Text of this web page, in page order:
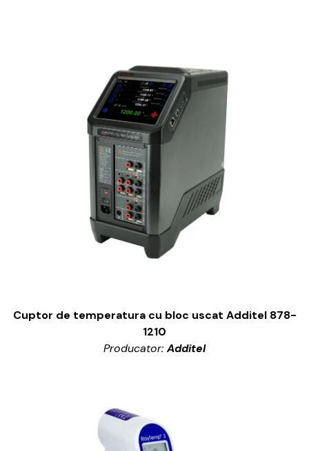
Cuptor de temperatura cu bloc uscat Additel 878-
1210
Producator:Additel